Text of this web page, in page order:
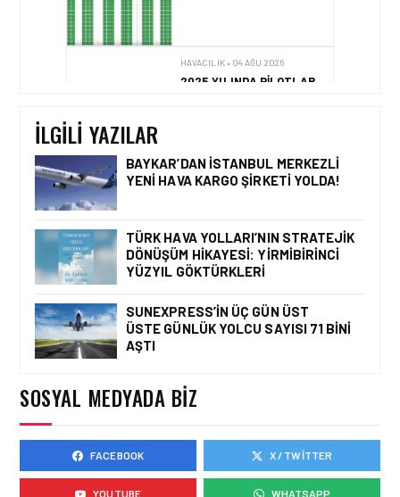
HAVACILIK • 04 AĞU 2026
2025 YILINDA PILOTLAR
HIKAYESI: YIRMIBIRINCI
YÜZYIL GÖKTÜRKLERI
HAVACILIK • 06 AĞU 2026
HAVACILIK • 05 AĞU 2026
YAKIT MALIYETLERINDEKI
İLGILI YAZILAR
BAYKAR’DAN İSTANBUL MERKEZLI
YENI HAVA KARGO ŞIRKETI YOLDA!
TÜRK HAVA YOLLARI’NIN STRATEJIK
DÖNÜŞÜM HIKAYESI: YIRMIBIRINCI
YÜZYIL GÖKTÜRKLERI
SUNEXPRESS’IN ÜÇ GÜN ÜST
ÜSTE GÜNLÜK YOLCU SAYISI 71 BINI
AŞTI
SOSYAL MEDYADA BIZ
FACEBOOK X / TWITTER
YOUTUBE WHATSAPP